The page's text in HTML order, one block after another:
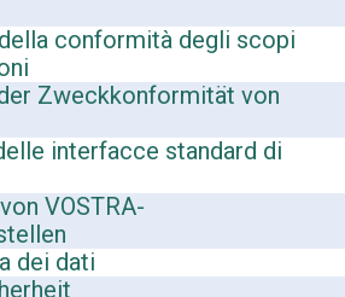
conformità degli scopi
Zweckkonformität von
interfacce standard di
VOSTRA-
dei dati